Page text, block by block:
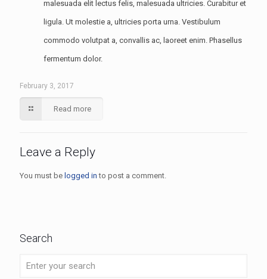
malesuada elit lectus felis, malesuada ultricies. Curabitur et
ligula. Ut molestie a, ultricies porta urna. Vestibulum
commodo volutpat a, convallis ac, laoreet enim. Phasellus
fermentum dolor.
February 3, 2017
Read more
Leave a Reply
You must be logged in to post a comment.
Search